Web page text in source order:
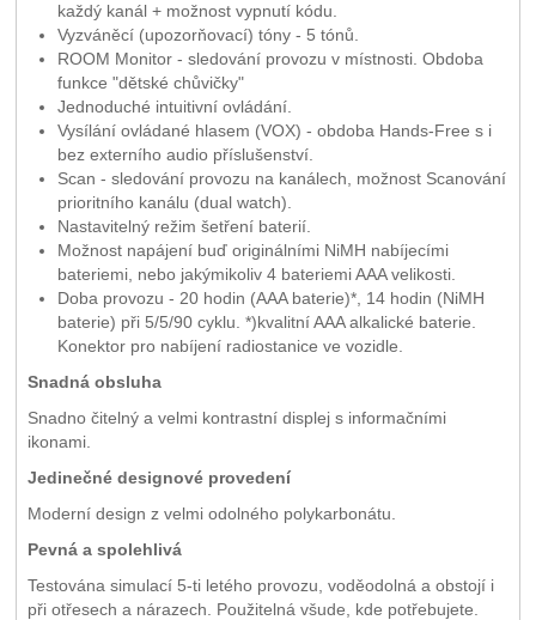
každý kanál + možnost vypnutí kódu.
Vyzváněcí (upozorňovací) tóny - 5 tónů.
ROOM Monitor - sledování provozu v místnosti. Obdoba
funkce "dětské chůvičky"
Jednoduché intuitivní ovládání.
Vysílání ovládané hlasem (VOX) - obdoba Hands-Free s i
bez externího audio příslušenství.
Scan - sledování provozu na kanálech, možnost Scanování
prioritního kanálu (dual watch).
Nastavitelný režim šetření baterií.
Možnost napájení buď originálními NiMH nabíjecími
bateriemi, nebo jakýmikoliv 4 bateriemi AAA velikosti.
Doba provozu - 20 hodin (AAA baterie)*, 14 hodin (NiMH
baterie) při 5/5/90 cyklu. *)kvalitní AAA alkalické baterie.
Konektor pro nabíjení radiostanice ve vozidle.
Snadná obsluha
Snadno čitelný a velmi kontrastní displej s informačními
ikonami.
Jedinečné designové provedení
Moderní design z velmi odolného polykarbonátu.
Pevná a spolehlivá
Testována simulací 5-ti letého provozu, voděodolná a obstojí i
při otřesech a nárazech. Použitelná všude, kde potřebujete.